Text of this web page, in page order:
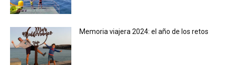
Memoria viajera 2024: el año de los retos